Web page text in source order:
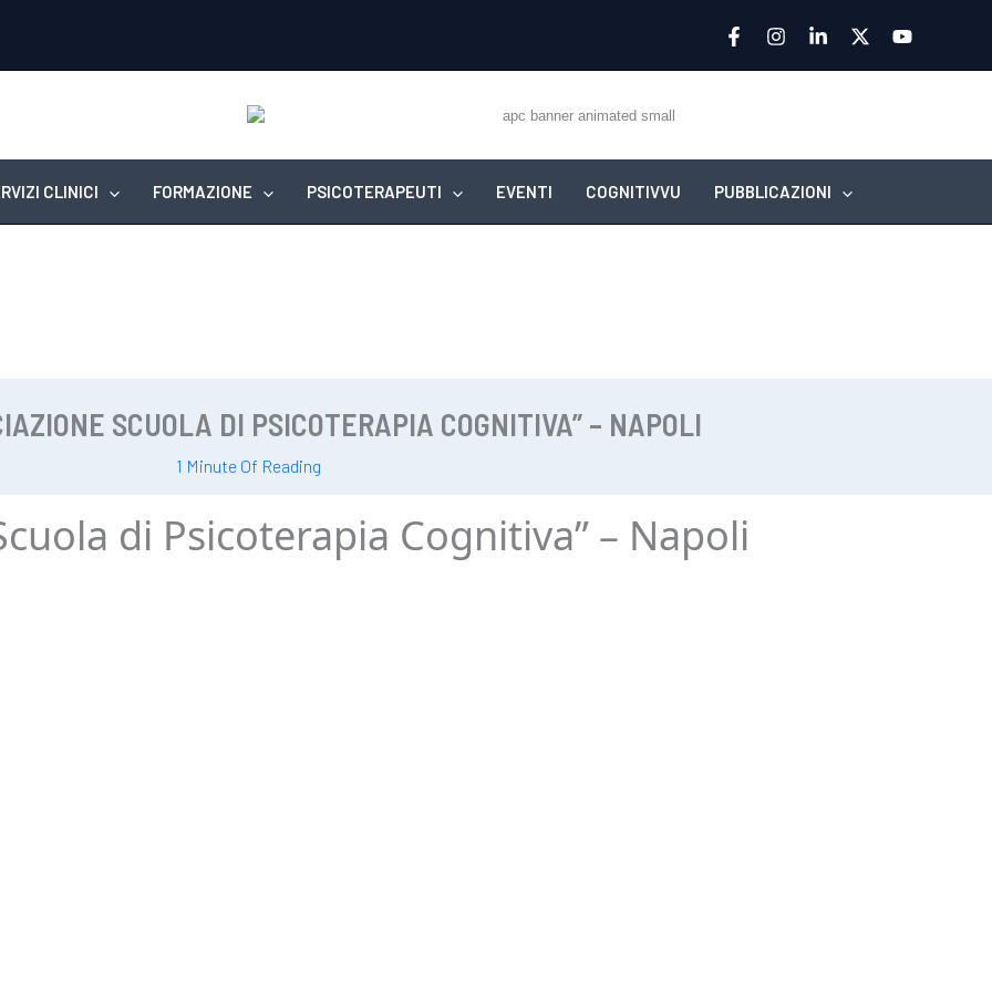
CLINICI FORMAZIONE PSICOTERAPEUTI EVENTI COGNITIVVU PUBBLICAZIONI
SCUOLA DI PSICOTERAPIA COGNITIVA” – NAPOLI
1 Minute Of Reading
di Psicoterapia Cognitiva” – Napoli